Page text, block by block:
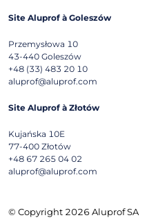
Site Aluprof à Goleszów
Przemysłowa 10
43-440 Goleszów
+48 (33) 483 20 10
aluprof@aluprof.com
Site Aluprof à Złotów
Kujańska 10E
77-400 Złotów
+48 67 265 04 02
aluprof@aluprof.com
© Copyright 2026 Aluprof SA